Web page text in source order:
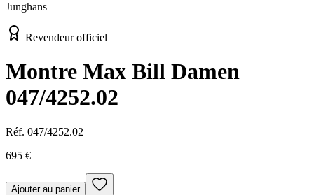
Junghans
Revendeur officiel
Montre Max Bill Damen
047/4252.02
Réf. 047/4252.02
695 €
Ajouter au panier